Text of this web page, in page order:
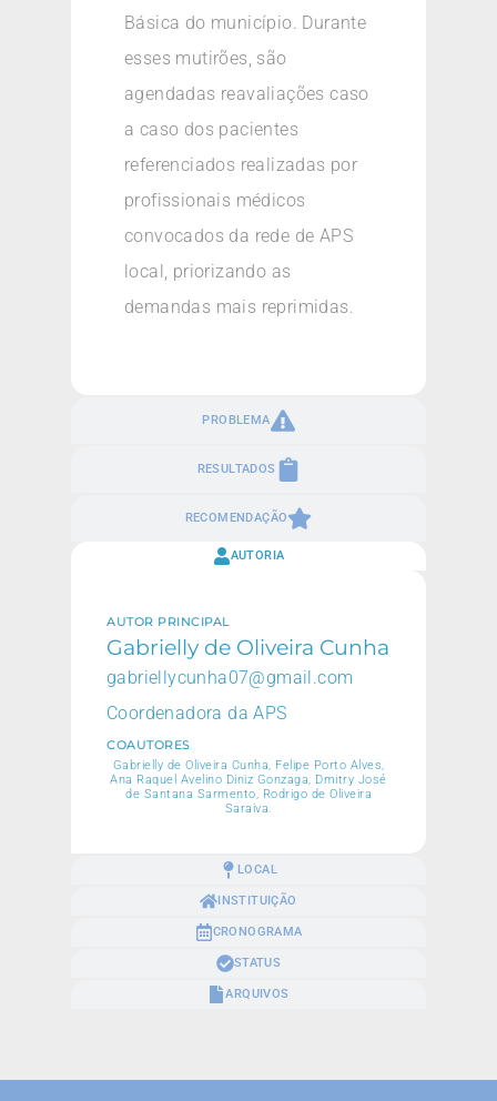
PROBLEMA
RESULTADOS
RECOMENDAÇÃO
Básica do município. Durante
esses mutirões, são
agendadas reavaliações caso
a caso dos pacientes
referenciados realizadas por
profissionais médicos
convocados da rede de APS
local, priorizando as
demandas mais reprimidas.
AUTORIA
LOCAL
INSTITUIÇÃO
CRONOGRAMA
STATUS
ARQUIVOS
AUTOR PRINCIPAL
Gabrielly de Oliveira Cunha
gabriellycunha07@gmail.com
Coordenadora da APS
COAUTORES
Gabrielly de Oliveira Cunha, Felipe Porto Alves,
Ana Raquel Avelino Diniz Gonzaga, Dmitry José
de Santana Sarmento, Rodrigo de Oliveira
Saraiva.